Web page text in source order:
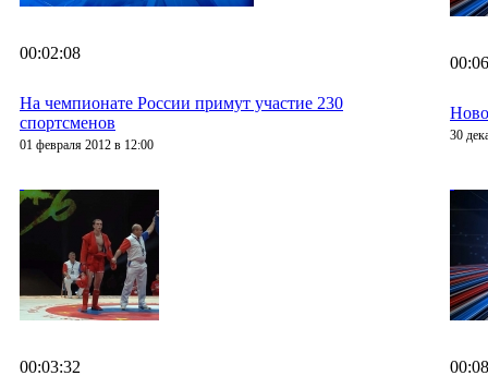
00:02:08
На чемпионате России примут участие 230
спортсменов
01 февраля 2012 в 12:00
30
00:03:32